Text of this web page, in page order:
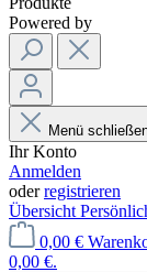
Powered by
Menü
Ihr Konto
Anmelden
oderregistrieren
Übersicht
0,00 €
0,00 €.